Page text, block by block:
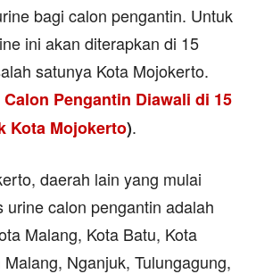
bagi calon pengantin. Untuk
ini akan diterapkan di 15
satunya Kota Mojokerto.
Calon Pengantin Diawali di 15
Kota Mojokerto).
daerah lain yang mulai
urine calon pengantin adalah
Malang, Kota Batu, Kota
Nganjuk, Tulungagung,